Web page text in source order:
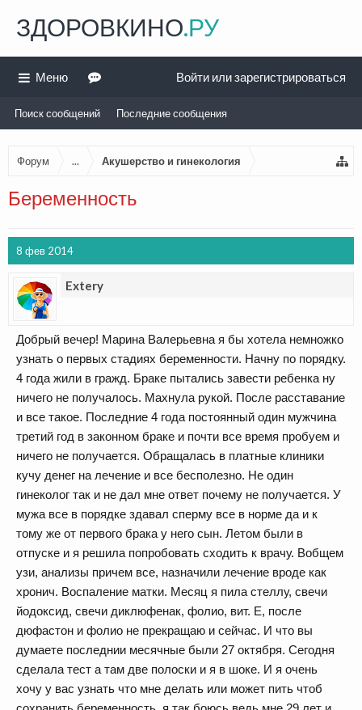
Форум ... Акушерство и гинекология
Беременность
8 фев 2014
Extery
Добрый вечер! Марина Валерьевна я бы хотела немножко
узнать о первых стадиях беременности. Начну по порядку.
4 года жили в гражд. Браке пытались завести ребенка ну
ничего не получалось. Махнула рукой. После расставание
и все такое. Последние 4 года постоянный один мужчина
третий год в законном браке и почти все время пробуем и
ничего не получается. Обращалась в платные клиники
кучу денег на лечение и все бесполезно. Не один
гинеколог так и не дал мне ответ почему не получается. У
мужа все в порядке здавал сперму все в норме да и к
тому же от первого брака у него сын. Летом были в
отпуске и я решила попробовать сходить к врачу. Вобщем
узи, анализы причем все, назначили лечение вроде как
хронич. Воспаление матки. Месяц я пила стеллу, свечи
йодоксид, свечи диклюфенак, фолио, вит. Е, после
дюфастон и фолио не прекращаю и сейчас. И что вы
думаете последнии месячные были 27 октября. Сегодня
сделала тест а там две полоски и я в шоке. И я очень
хочу у вас узнать что мне делать или может пить чтоб
ЗДОРОВКИНО.РУ
Меню
Поиск сообщений Последние сообщения
Войти или зарегистрироваться